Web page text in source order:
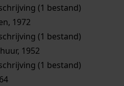
(1 bestand)
1972
(1 bestand)
1952
(1 bestand)